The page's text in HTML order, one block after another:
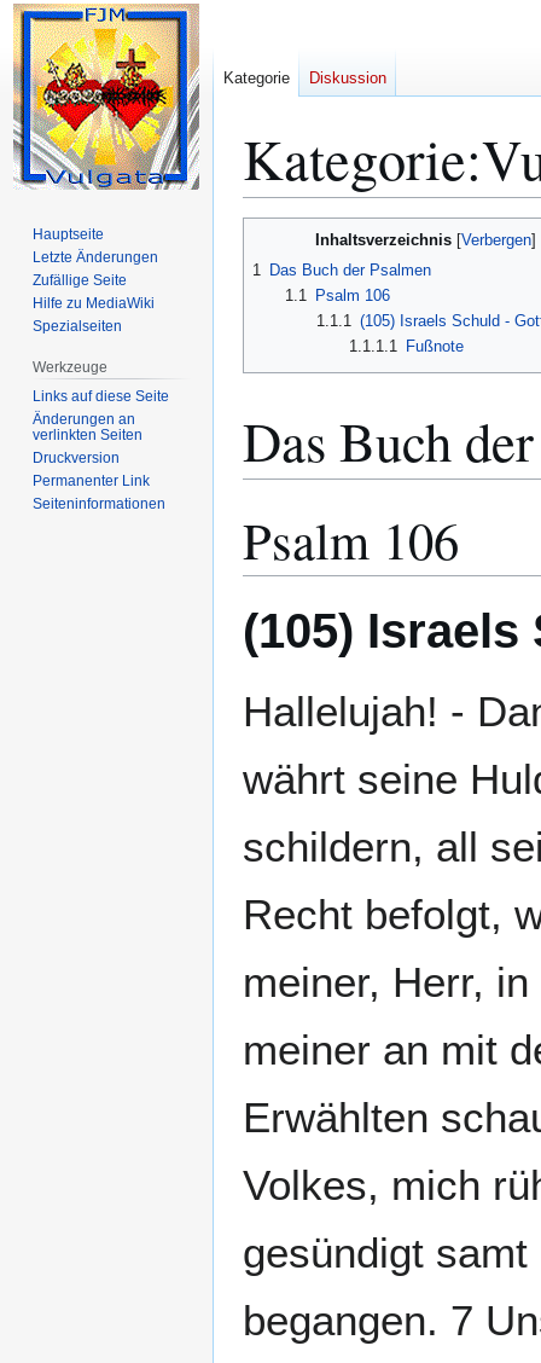
Kategorie:
Inhaltsverzeichnis
1 Das Buch der Psalmen
1.1
Psalm 106
1.1.1 (105) Israels Schuld -
1.1.1.1
Fußnote
Das Buch
Psalm 106
(105)
Hallelujah! -
währt seine
schildern, all
Recht befolgt,
meiner, Herr,
meiner an mit
Erwählten
Volkes, mich
gesündigt
begangen. 7
Kategorie Diskussion
Hauptseite
Letzte Änderungen
Zufällige Seite
Hilfe zu MediaWiki
Spezialseiten
Werkzeuge
Links auf diese Seite
Änderungen an
verlinkten Seiten
Druckversion
Permanenter Link
Seiten­­informationen